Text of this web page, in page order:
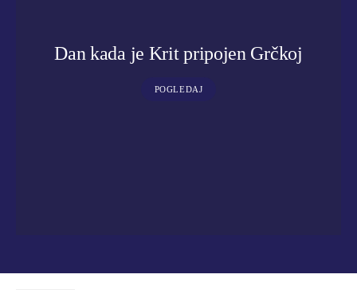
Dan kada je Krit pripojen Grčkoj
POGLEDAJ